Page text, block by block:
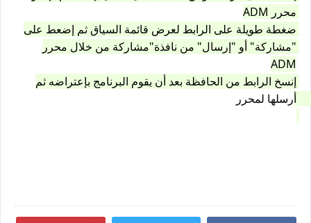
محرر ADM
ADM
أرسلها لمحرر